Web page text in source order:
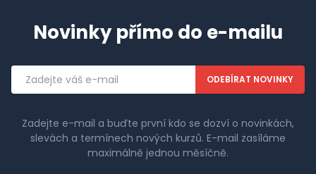
Novinky přímo do e-mailu
Emailová
adresa
Zadejte e-mail a buďte první kdo se dozví o novinkách,
slevách a termínech nových kurzů. E-mail zasíláme
maximálně jednou měsíčně.